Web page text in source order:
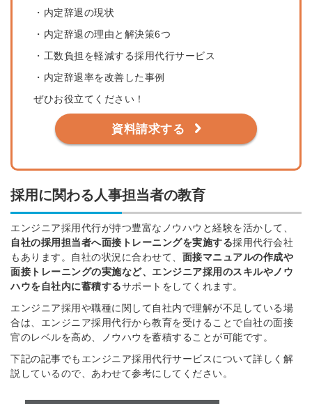
・内定辞退の現状
・内定辞退の理由と解決策6つ
・工数負担を軽減する採用代行サービス
・内定辞退率を改善した事例
ぜひお役立てください！
資料請求する
採用に関わる人事担当者の教育
エンジニア採用代行が持つ豊富なノウハウと経験を活かして、
自社の採用担当者へ面接トレーニングを実施する採用代行会社
もあります。
自社の状況に合わせて、 面接マニュアルの作成や
面接トレーニングの実施など、 エンジニア採用のスキルやノウ
ハウを自社内に蓄積するサポートを してくれます。
エンジニア採用や職種に関して自社内で理解が不足している場
合は、エンジニア採用代行から教育を受けることで自社の面接
官のレベルを高め、ノウハウを蓄積することが可能です。
下記の記事でもエンジニア採用代行サービスについて詳しく解
説しているので、あわせて参考にしてください。